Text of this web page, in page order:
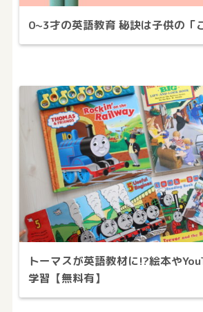
0~3才の英語教育 秘訣は子供の「
トーマスが英語教材に!?絵本や
学習【無料有】